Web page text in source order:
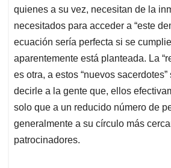
quienes a su vez, necesitan de la
necesitados para acceder a “este
ecuación sería perfecta si se
aparentemente está planteada. La
es otra, a estos “nuevos sacerdotes”
decirle a la gente que, ellos
solo que a un reducido número de
generalmente a su círculo más
patrocinadores.